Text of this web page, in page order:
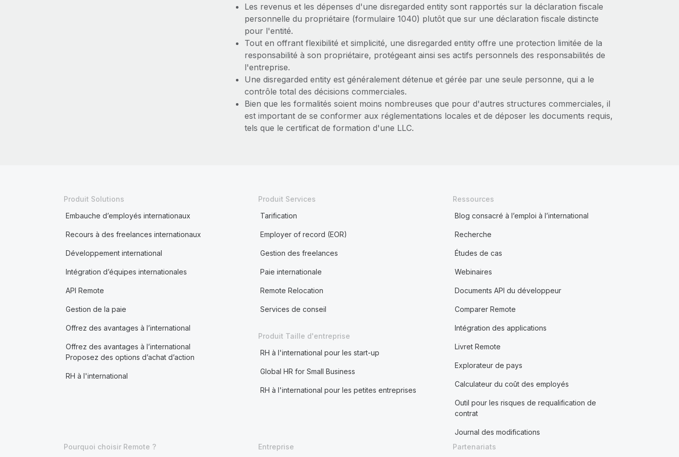
Les revenus et les dépenses d'une disregarded entity sont rapportés sur la déclaration fiscale
personnelle du propriétaire (formulaire 1040) plutôt que sur une déclaration fiscale distincte
pour l'entité.
Tout en offrant flexibilité et simplicité, une disregarded entity offre une protection limitée de la
responsabilité à son propriétaire, protégeant ainsi ses actifs personnels des responsabilités de
l'entreprise.
Une disregarded entity est généralement détenue et gérée par une seule personne, qui a le
contrôle total des décisions commerciales.
Bien que les formalités soient moins nombreuses que pour d'autres structures commerciales, il
est important de se conformer aux réglementations locales et de déposer les documents requis,
tels que le certificat de formation d'une LLC.
Produit Solutions
Embauche d’employés internationaux
Recours à des freelances internationaux
Développement international
Intégration d’équipes internationales
API Remote
Gestion de la paie
Offrez des avantages à l’international
Offrez des avantages à l’international
Proposez des options d’achat d’action
RH à l'international
Produit Services
Tarification
Employer of record (EOR)
Gestion des freelances
Paie internationale
Remote Relocation
Services de conseil
Produit Taille d'entreprise
RH à l'international pour les start-up
Global HR for Small Business
RH à l'international pour les petites entreprises
Ressources
Blog consacré à l’emploi à l’international
Recherche
Études de cas
Webinaires
Documents API du développeur
Comparer Remote
Intégration des applications
Livret Remote
Explorateur de pays
Calculateur du coût des employés
Outil pour les risques de requalification de
contrat
Journal des modifications
Pourquoi choisir Remote ?
Entreprise Partenariats